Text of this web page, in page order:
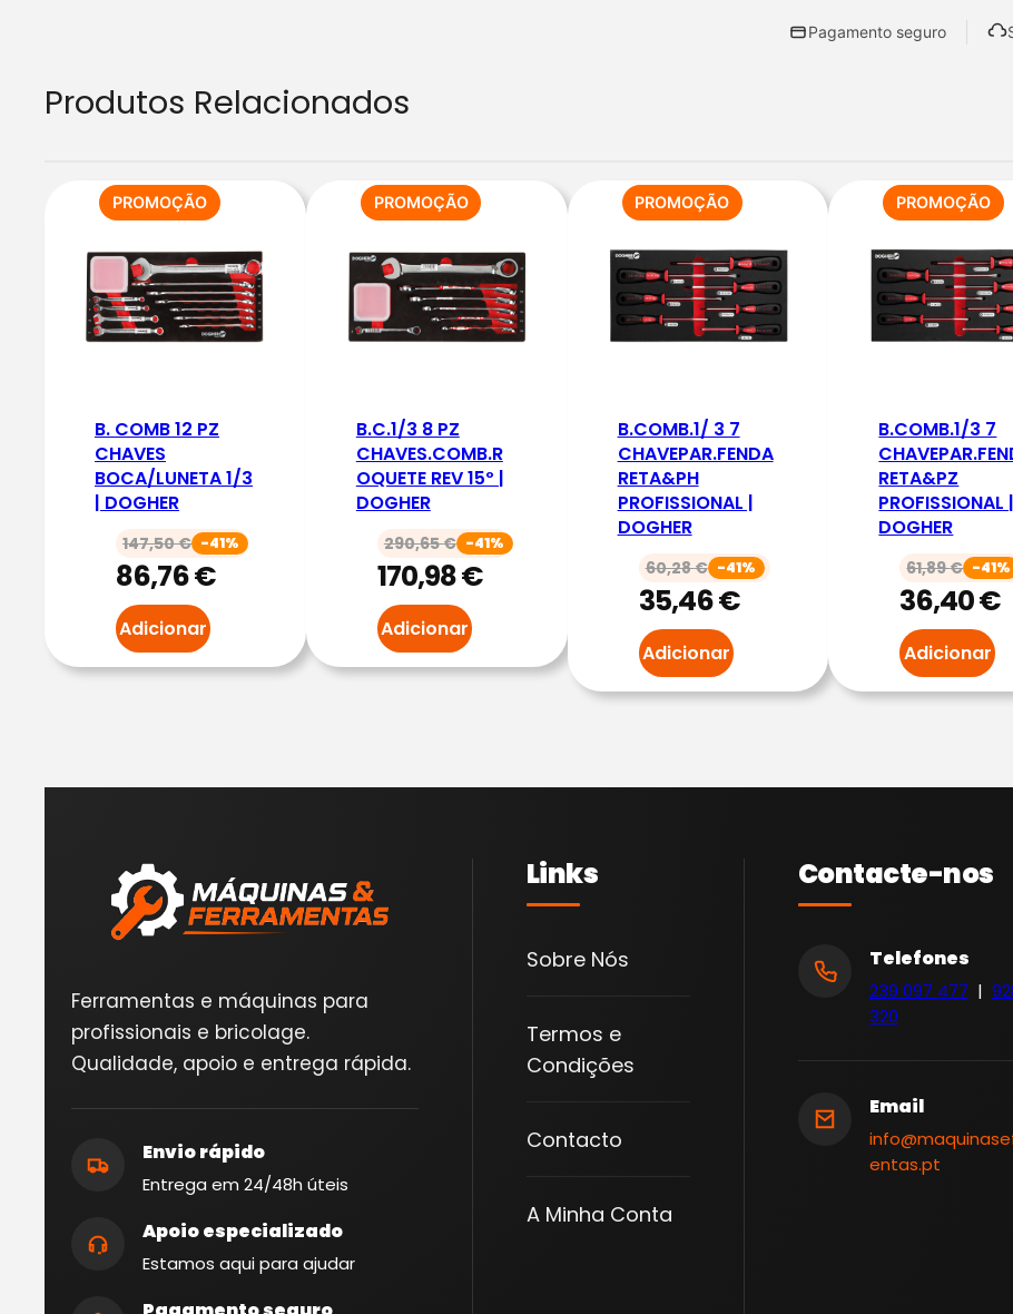
e
d
e
.
V
A
Pagamento seguro
Produtos Relacionados
PROMOÇÃOPRODUTO
EM
PROMOÇÃO
B. COMB 12 PZ
CHAVES
BOCA/LUNETA 1/3
| DOGHER
147,50€ -41%
86,76€
Adicionar
PROMOÇÃOPRODUTO
EM
PROMOÇÃO
B.C.1/3 8 PZ
CHAVES.COMB.R
OQUETE REV 15º |
DOGHER
290,65€ -41%
170,98€
Adicionar
PROMOÇÃOPRODUTO
EM
PROMOÇÃO
B.COMB.1/ 3 7
CHAVEPAR.FENDA
RETA&PH
PROFISSIONAL |
DOGHER
60,28€ -41%
35,46€
Adicionar
PROMOÇÃO
EM
B.COMB.1/3 7
RETA&PZ
PROFISSIONAL |
DOGHER
61,89€ -41%
36,40€
Adicionar
Ferramentas e máquinas para
profissionais e bricolage.
Qualidade, apoio e entrega rápida.
Envio rápido
Entrega em 24/48h úteis
Apoio especializado
Estamos aqui para ajudar
Links
Sobre Nós
Termos e
Condições
Contacto
A Minha Conta
Contacte-nos
Telefones
239 097 477 |
320
Email
entas.pt